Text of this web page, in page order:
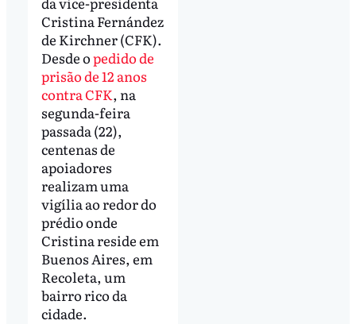
Cristina Fernández
de Kirchner (CFK).
Desde opedido de
prisão de 12 anos
contra CFK, na
segunda-feira
passada (22),
centenas de
apoiadores
realizam uma
vigília ao redor do
prédio onde
Cristina reside em
Buenos Aires, em
Recoleta, um
bairro rico da
cidade.